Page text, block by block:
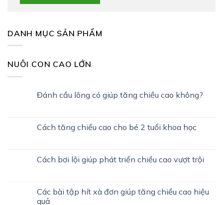
DANH MỤC SẢN PHẨM
NUÔI CON CAO LỚN
Đánh cầu lông có giúp tăng chiều cao không?
Cách tăng chiều cao cho bé 2 tuổi khoa học
Cách bơi lội giúp phát triển chiều cao vượt trội
Các bài tập hít xà đơn giúp tăng chiều cao hiệu
quả